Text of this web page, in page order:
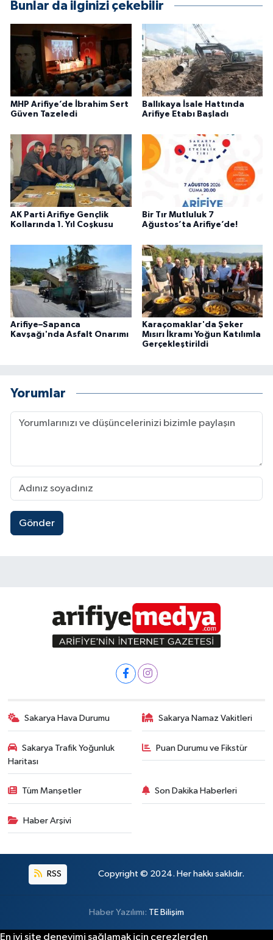
Bunlar da ilginizi çekebilir
MHP Arifiye’de İbrahim Sert
Güven Tazeledi
Ballıkaya İsale Hattında
Arifiye Etabı Başladı
AK Parti Arifiye Gençlik
Kollarında 1. Yıl Coşkusu
Bir Tır Mutluluk 7
Ağustos’ta Arifiye’de!
Arifiye–Sapanca
Kavşağı'nda Asfalt Onarımı
Karaçomaklar'da Şeker
Mısırı İkramı Yoğun Katılımla
Gerçekleştirildi
Yorumlar
Gönder
Sakarya Hava Durumu Sakarya Namaz Vakitleri
Sakarya Trafik Yoğunluk
Haritası
Puan Durumu ve Fikstür
Tüm Manşetler Son Dakika Haberleri
Haber Arşivi
RSS Copyright © 2024. Her hakkı saklıdır.
Haber Yazılımı: TE Bilişim
En iyi site deneyimi sağlamak için çerezlerden